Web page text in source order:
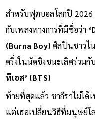
รสนิยมและเสียงดนตรีแบบ
สำหรับฟุตบอลโลกปี 2026
กับเพลงทางการที่มีชื่อว่า
(Burna Boy)ศิลปินชาวไ
ครึ่งในนัดชิงชนะเลิศร่วมกับ
ทีเอส’ (BTS)
ท้ายที่สุดแล้ว ชากีราไม่ได้